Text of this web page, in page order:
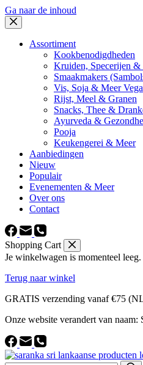
Ga naar de inhoud
Assortiment
Kookbenodigdheden
Kruiden, Specerijen
Smaakmakers
Vis, Soja & Meer Vega
Rijst, Meel & Granen
Snacks, Thee &
Ayurveda &
Pooja
Keukengerei & Meer
Aanbiedingen
Nieuw
Populair
Evenementen & Meer
Over ons
Contact
Shopping Cart
Je winkelwagen is momenteel leeg.
Terug naar winkel
GRATIS verzending vanaf €75
Onze website verandert van naam: